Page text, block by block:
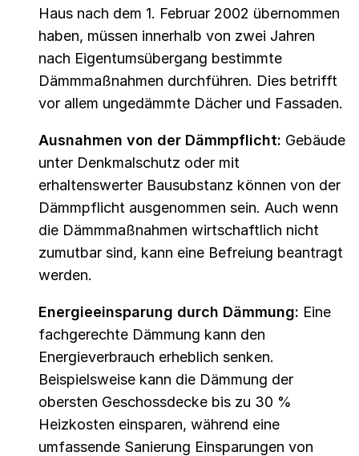
Haus nach dem 1. Februar 2002 übernommen
haben, müssen innerhalb von zwei Jahren
nach Eigentumsübergang bestimmte
Dämmmaßnahmen durchführen. Dies betrifft
vor allem ungedämmte Dächer und Fassaden.
Ausnahmen von der Dämmpflicht: Gebäude
unter Denkmalschutz oder mit
erhaltenswerter Bausubstanz können von der
Dämmpflicht ausgenommen sein. Auch wenn
die Dämmmaßnahmen wirtschaftlich nicht
zumutbar sind, kann eine Befreiung beantragt
werden.
Energieeinsparung durch Dämmung: Eine
fachgerechte Dämmung kann den
Energieverbrauch erheblich senken.
Beispielsweise kann die Dämmung der
obersten Geschossdecke bis zu 30 %
Heizkosten einsparen, während eine
umfassende Sanierung Einsparungen von